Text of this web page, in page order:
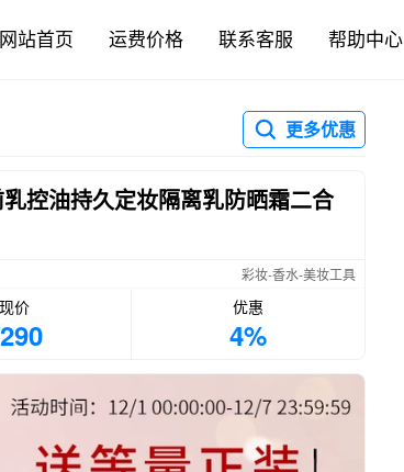
网站首页 运费价格 联系客服 帮助中心
更多优惠
控油持久定妆隔离乳防晒霜二合
彩妆-香水-美妆工具
现价 优惠
4%